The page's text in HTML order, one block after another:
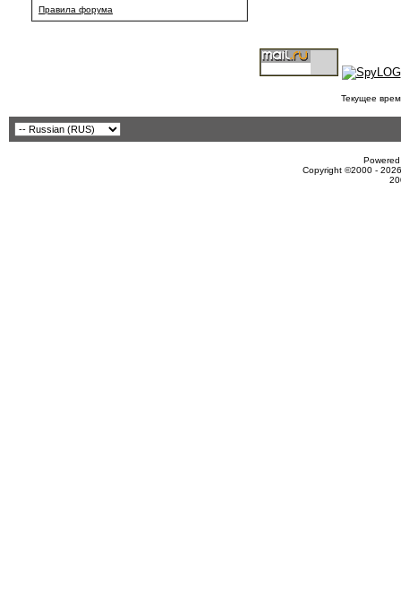
Правила форума
Текущее
Copyright ©2000 -